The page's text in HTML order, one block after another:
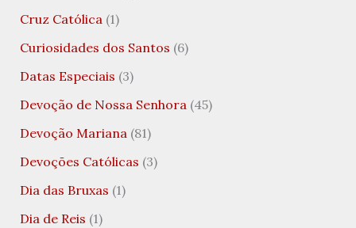
Cruz Católica(1)
Curiosidades dos Santos (6)
Datas Especiais (3)
Devoção de Nossa Senhora(45)
Devoção Mariana(81)
Devoções Católicas (3)
Dia das Bruxas (1)
Dia de Reis (1)